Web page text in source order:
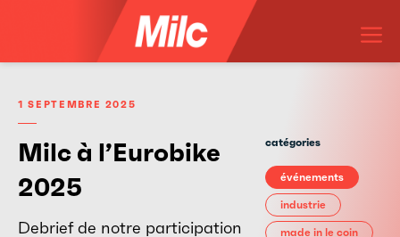
1 SEPTEMBRE 2025
Milc à l’Eurobike
2025
Debrief de notre participation
catégories
événements
industrie
made in le coin